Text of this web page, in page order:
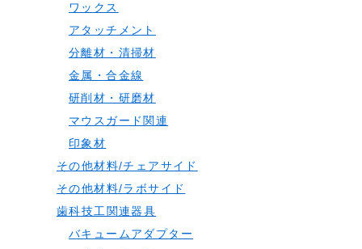
ワックス
アタッチメント
分離材・清掃材
金属・合金線
研削材・研磨材
マウスガード関連
印象材
その他材料/チェアサイド
その他材料/ラボサイド
歯科技工関連器具
バキュームアダプター